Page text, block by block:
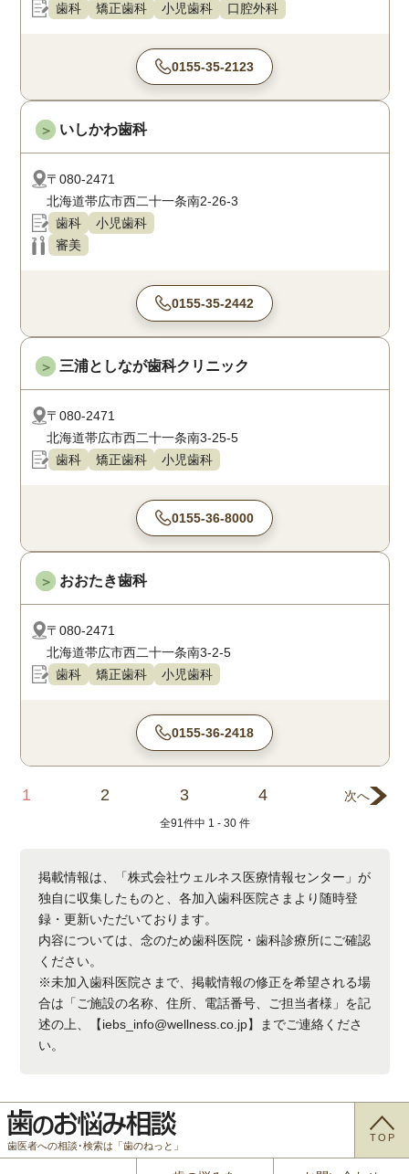
歯科
矯正歯科 小児歯科 口腔外科
0155-35-2123
＞ いしかわ歯科
〒080-2471
北海道帯広市西二十一条南2-26-3
歯科
小児歯科
審美
0155-35-2442
＞ 三浦としなが歯科クリニック
〒080-2471
北海道帯広市西二十一条南3-25-5
歯科
矯正歯科 小児歯科
0155-36-8000
＞ おおたき歯科
〒080-2471
北海道帯広市西二十一条南3-2-5
歯科
矯正歯科 小児歯科
0155-36-2418
1 2 3 4 次へ
全91件中 1 - 30 件
掲載情報は、「株式会社ウェルネス医療情報センター」が
独自に収集したものと、各加入歯科医院さまより随時登
録・更新いただいております。
内容については、念のため歯科医院・歯科診療所にご確認
ください。
※未加入歯科医院さまで、掲載情報の修正を希望される場
合は「ご施設の名称、住所、電話番号、ご担当者様」を記
述の上、【iebs_info@wellness.co.jp】までご連絡くださ
い。
歯医者への相談･検索は「歯のねっと」
TOP